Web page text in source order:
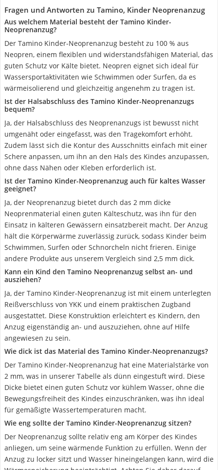
Fragen und Antworten zu Tamino, Kinder Neoprenanzug
Aus welchem Material besteht der Tamino Kinder-
Neoprenanzug?
Der Tamino Kinder-Neoprenanzug besteht zu 100 % aus
Neopren, einem flexiblen und widerstandsfähigen Material, das
guten Schutz vor Kälte bietet. Neopren eignet sich ideal für
Wassersportaktivitäten wie Schwimmen oder Surfen, da es
wärmeisolierend und gleichzeitig angenehm zu tragen ist.
Ist der Halsabschluss des Tamino Kinder-Neoprenanzugs
bequem?
Ja, der Halsabschluss des Neoprenanzugs ist bewusst nicht
umgenäht oder eingefasst, was den Tragekomfort erhöht.
Zudem lässt sich die Kontur des Ausschnitts einfach mit einer
Schere anpassen, um ihn an den Hals des Kindes anzupassen,
ohne dass Nähen oder Kleben erforderlich ist.
Ist der Tamino Kinder-Neoprenanzug auch für kaltes Wasser
geeignet?
Ja, der Neoprenanzug bietet durch das 2 mm dicke
Neoprenmaterial einen guten Kälteschutz, was ihn für den
Einsatz in kälteren Gewässern einsatzbereit macht. Der Anzug
hält die Körperwärme zuverlässig zurück, sodass Kinder beim
Schwimmen, Surfen oder Schnorcheln nicht frieren. Einige
andere Produkte aus unserem Vergleich sind 2,5 mm dick.
Kann ein Kind den Tamino Neoprenanzug selbst an- und
ausziehen?
Ja, der Tamino Kinder-Neoprenanzug ist mit einem unterlegten
Reißverschluss von YKK und einem praktischen Zugband
ausgestattet. Diese Konstruktion erleichtert es Kindern, den
Anzug eigenständig an- und auszuziehen, ohne auf Hilfe
angewiesen zu sein.
Wie dick ist das Material des Tamino Kinder-Neoprenanzugs?
Der Tamino Kinder-Neoprenanzug hat eine Materialstärke von
2 mm, was in unserer Tabelle als dünn eingestuft wird. Diese
Dicke bietet einen guten Schutz vor kühlem Wasser, ohne die
Bewegungsfreiheit des Kindes einzuschränken, was ihn ideal
für gemäßigte Wassertemperaturen macht.
Wie eng sollte der Tamino Kinder-Neoprenanzug sitzen?
Der Neoprenanzug sollte relativ eng am Körper des Kindes
anliegen, um seine wärmende Funktion zu erfüllen. Wenn der
Anzug zu locker sitzt und Wasser hineingelangen kann, wird die